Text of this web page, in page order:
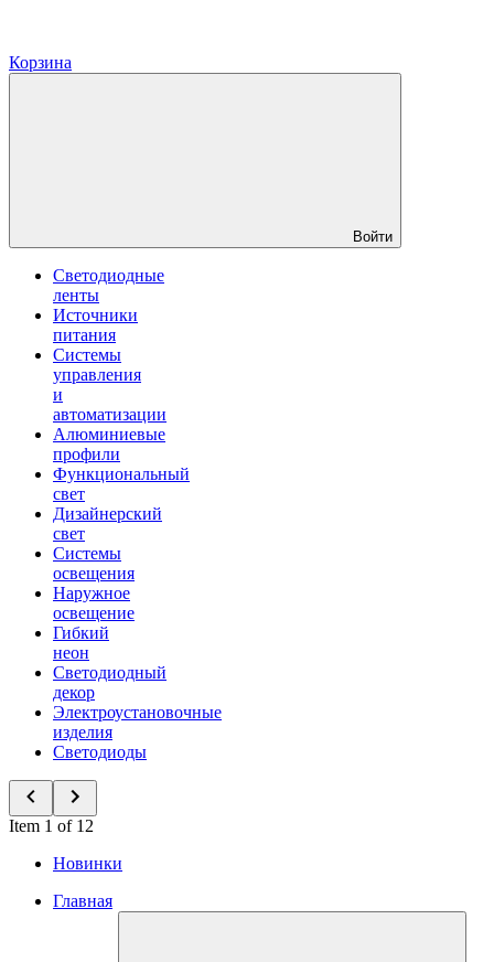
Корзина
Войти
Светодиодные
ленты
Источники
питания
Системы
управления
и
автоматизации
Алюминиевые
профили
Функциональный
свет
Дизайнерский
свет
Системы
освещения
Наружное
освещение
Гибкий
неон
Светодиодный
декор
Электроустановочные
изделия
Светодиоды
Item 1 of 12
Новинки
Главная